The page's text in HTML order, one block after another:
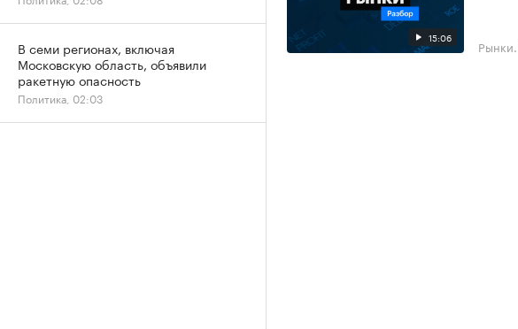
15:06
В семи регионах, включая
Московскую область, объявили
ракетную опасность
Политика, 02:03